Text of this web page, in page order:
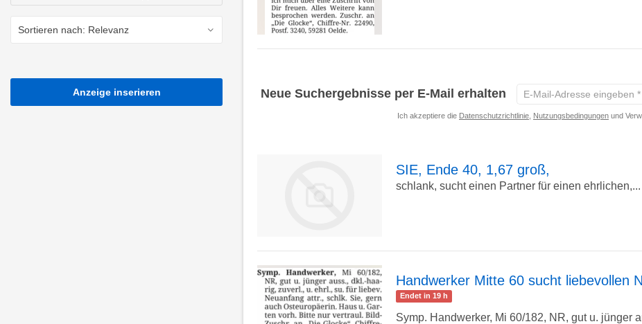
Anzeige inserieren Neue Suchergebnisse per E-Mail erhalten
E-
Mail-
*
Ich akzeptiere die Datenschutzrichtlinie Nutzungsbedingungen und
zur
SIE, Ende 40, 1,67 groß,
schlank, sucht einen Partner für einen ehrlichen,...
zur
Handwerker Mitte 60 sucht liebevollen
Endet in 19 h
Symp. Handwerker, Mi 60/182, NR, gut u. jünger